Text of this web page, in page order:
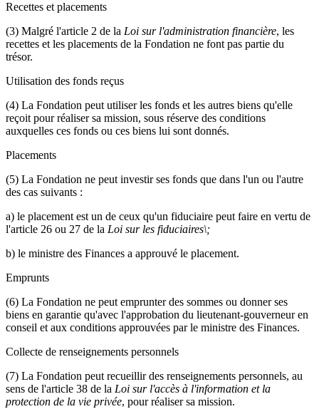
Recettes et placements
(3) Malgré l'article 2 de la Loi sur l'administration financière, les
recettes et les placements de la Fondation ne font pas partie du
trésor.
Utilisation des fonds reçus
(4) La Fondation peut utiliser les fonds et les autres biens qu'elle
reçoit pour réaliser sa mission, sous réserve des conditions
auxquelles ces fonds ou ces biens lui sont donnés.
Placements
(5) La Fondation ne peut investir ses fonds que dans l'un ou l'autre
des cas suivants :
a) le placement est un de ceux qu'un fiduciaire peut faire en vertu de
l'article 26 ou 27 de la Loi sur les fiduciaires\;
b) le ministre des Finances a approuvé le placement.
Emprunts
(6) La Fondation ne peut emprunter des sommes ou donner ses
biens en garantie qu'avec l'approbation du lieutenant-gouverneur en
conseil et aux conditions approuvées par le ministre des Finances.
Collecte de renseignements personnels
(7) La Fondation peut recueillir des renseignements personnels, au
sens de l'article 38 de la Loi sur l'accès à l'information et la
protection de la vie privée, pour réaliser sa mission.